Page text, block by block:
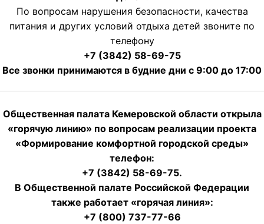
По вопросам нарушения безопасности, качества
питания и других условий отдыха детей звоните по
телефону
+7 (3842) 58-69-75
Все звонки принимаются в будние дни с 9:00 до 17:00
Общественная палата Кемеровской области открыла
«горячую линию» по вопросам реализации проекта
«Формирование комфортной городской среды»
телефон:
+7 (3842) 58-69-75.
В Общественной палате Российской Федерации
также работает «горячая линия»:
+7 (800) 737-77-66